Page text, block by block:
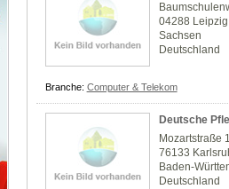
04288 Leipzig
Sachsen
Deutschland
Branche: Computer & Telekom
Deutsche
Mozartstraße
76133
Baden-
Deutschland